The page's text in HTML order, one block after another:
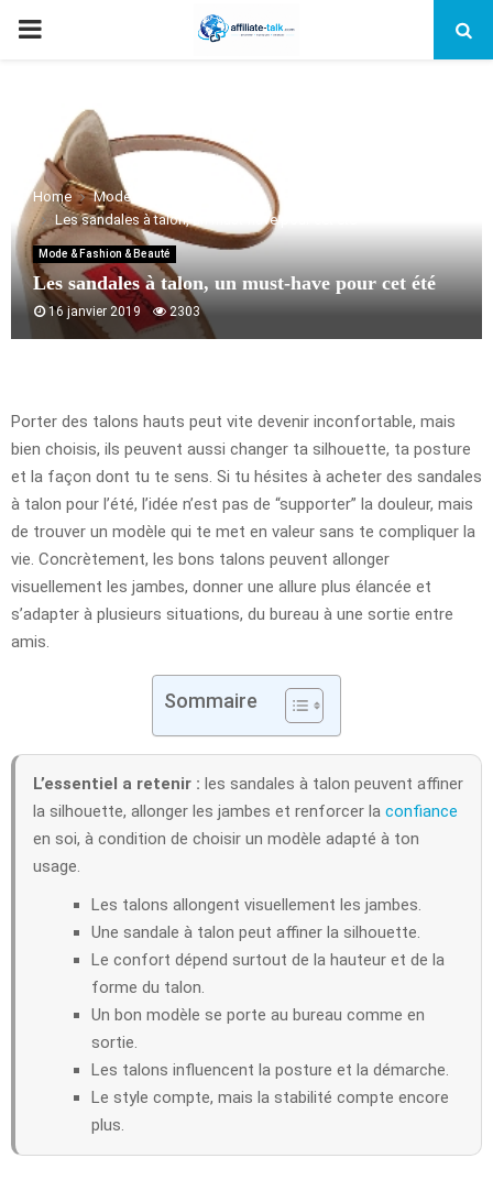
PRIMARY
Home
Mode & Fashion & Beauté
Les sandales à talon, un must-have pour cet été
Mode & Fashion & Beauté
Les sandales à talon, un must-have pour cet été
16 janvier 2019 2303
Porter des talons hauts peut vite devenir inconfortable, mais
bien choisis, ils peuvent aussi changer ta silhouette, ta posture
et la façon dont tu te sens. Si tu hésites à acheter des sandales
à talon pour l’été, l’idée n’est pas de “supporter” la douleur, mais
de trouver un modèle qui te met en valeur sans te compliquer la
vie. Concrètement, les bons talons peuvent allonger
visuellement les jambes, donner une allure plus élancée et
s’adapter à plusieurs situations, du bureau à une sortie entre
amis.
Sommaire
L’essentiel a retenir : les sandales à talon peuvent affiner
la silhouette, allonger les jambes et renforcer la confiance
en soi, à condition de choisir un modèle adapté à ton
usage.
Les talons allongent visuellement les jambes.
Une sandale à talon peut affiner la silhouette.
Le confort dépend surtout de la hauteur et de la
forme du talon.
Un bon modèle se porte au bureau comme en
sortie.
Les talons influencent la posture et la démarche.
Le style compte, mais la stabilité compte encore
plus.